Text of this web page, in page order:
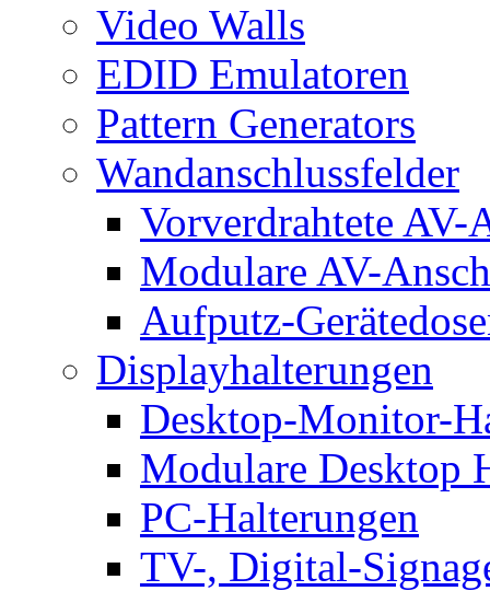
Video Walls
EDID Emulatoren
Pattern Generators
Wandanschlussfelder
Vorverdrahtete AV-
Modulare AV-
Aufputz-
Displayhalterungen
Desktop-Monitor-
Modulare Desktop
PC-Halterungen
TV-, Digital-